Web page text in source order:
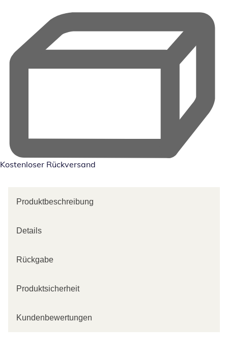
Kostenloser Rückversand
Produktbeschreibung
Details
Rückgabe
Produktsicherheit
Kundenbewertungen